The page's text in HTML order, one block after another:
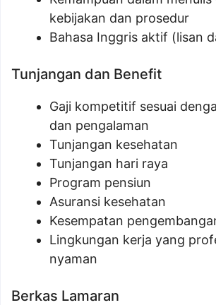
kebijakan dan prosedur
Bahasa Inggris aktif (lisan
Tunjangan dan Benefit
Gaji kompetitif sesuai
dan pengalaman
Tunjangan kesehatan
Tunjangan hari raya
Program pensiun
Asuransi kesehatan
Kesempatan
Lingkungan kerja yang
nyaman
Berkas Lamaran